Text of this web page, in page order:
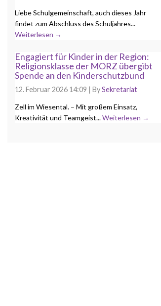
Liebe Schulgemeinschaft, auch dieses Jahr
findet zum Abschluss des Schuljahres...
Weiterlesen →
Engagiert für Kinder in der Region:
Religionsklasse der MORZ übergibt
Spende an den Kinderschutzbund
12. Februar 2026 14:09 | BySekretariat
Zell im Wiesental. – Mit großem Einsatz,
Kreativität und Teamgeist...Weiterlesen →